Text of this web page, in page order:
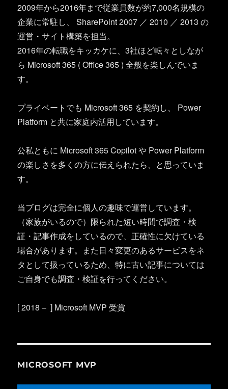
2009年から2016年まで従業員数が約7,000名規模の
企業に常駐し、 SharePoint 2007 ／ 2010 ／ 2013 の
運営・サイト構築を担当。
2016年の転職をキッカケに、3社ほど転々としなが
ら Microsoft 365 ( Office 365 ) 全般を楽しんでいま
す。
プライベートでも Microsoft 365 を契約し、 Power
Platform と共に家庭内活用しています。
公私ともに Microsoft 365 Copilot や Power Platform
の楽しさを多くの方に伝えられたら、と思っていま
す。
当ブログは完全に個人の趣味で運営しています。
（家族がいるので）限られた短い時間で調査・検
証・記事作成をしているので、正確性に欠けている
場合があります。また日々変更のあるサービスをネ
タとして扱っているため、特に古い記事については
ご自身でも調査・検証を行ってください。
[ 2018 – ] Microsoft MVP 受賞
MICROSOFT MVP